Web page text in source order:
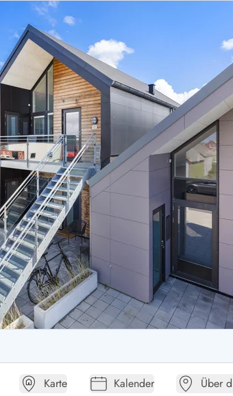
Ferienhäuser mit Kaminofen
Ferienhäuser mit Kindern
Luxus Ferienhäuser
Ferienhäuser mit Nebensaionrabatt
Ferienhaus für 2 Personen
Ferienhaus für 4 Personen
Ferienhaus für 6 Personen
Hvide SandeFerienhäuser Sondervig
Ferienhäuser Ho
Ferienhäuser Houstrup
Ferienhäuser Houvig
Ferienhäuser auf Holmsland Klit
Ferienhäuser in Holmsland
Ferienhäuser Hvide Sande
Ferienhäuser Jegum
Ferienhäuser Klegod
Ferienhäuser Lodbjerg Hede
Ferienhäuser Nr. Lyngvig
Karte Kalender Über